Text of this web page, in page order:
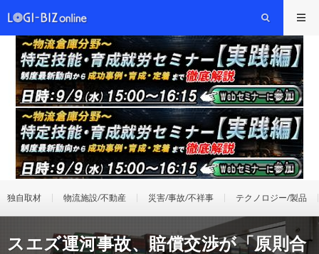
独自取材 物流施設/不動産 災害/事故/不祥事 テクノロジー/製品
スエズ運河事故、賠償交渉が「原則合